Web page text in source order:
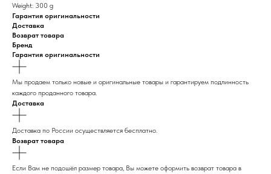
Weight: 300 g
Гарантия оригинальности
Доставка
Возврат товара
Бренд
Гарантия оригинальности
Мы продаем только новые и оригинальные товары и гарантируем подлинность
каждого проданного товара.
Доставка
Доставка по России осуществляется бесплатно.
Возврат товара
Если Вам не подошёл размер товара, Вы можете оформить возврат товара в